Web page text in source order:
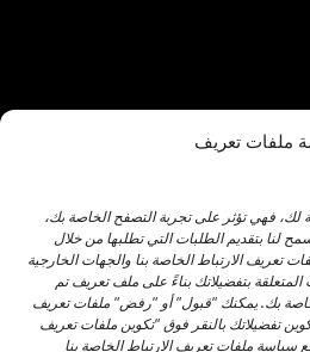
ملفات تعريف
لك، فهي تؤثر على تجربة التصفح الخاصة بك،
لنا بتقديم الطلبات التي تطلبها من خلال
تعريف الارتباط الخاصة بنا والجهات الخارجية
المتعلقة بتفضيلاتك بناءً على ملف تعريف تم
بك. يمكنك "قبول" أو "رفض" ملفات تعريف
تكوين تفضيلاتك بالنقر فوق "تكوين ملفات تعريف
سياسة ملفات تعريف الارتباط الخاصة بنا
الإخبارية الشهرية